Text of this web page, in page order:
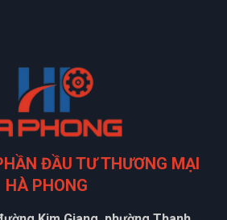
ĐẦU TƯ THƯƠNG MẠI
HÀ PHONG